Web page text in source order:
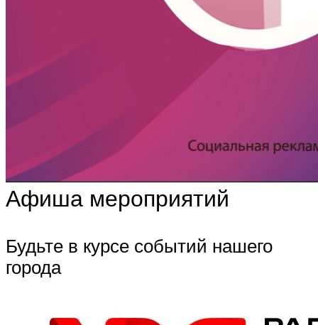
Афиша мероприятий
Будьте в курсе событий нашего
города